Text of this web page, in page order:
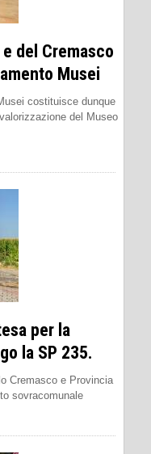
e del Cremasco
Musei
costituisce dunque
del Museo
per la
la SP 235.
Cremasco e Provincia
sovracomunale